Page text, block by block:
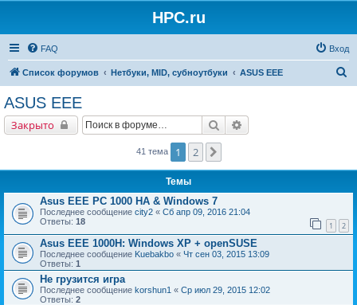
HPC.ru
FAQ Вход
Список форумов Нетбуки, MID, субноутбуки ASUS EEE
ASUS EEE
Закрыто Поиск
41 тема 1 2
Темы
Asus EEE PC 1000 HA & Windows 7
Последнее сообщение city2 « Сб апр 09, 2016 21:04
Ответы: 18 1 2
Asus EEE 1000H: Windows XP + openSUSE
Последнее сообщение Kuebakbo « Чт сен 03, 2015 13:09
Ответы: 1
Не грузится игра
Последнее сообщение korshun1 « Ср июл 29, 2015 12:02
Ответы: 2